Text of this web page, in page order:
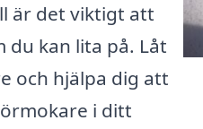
är det viktigt att
du kan lita på. Låt
och hjälpa dig att
i ditt